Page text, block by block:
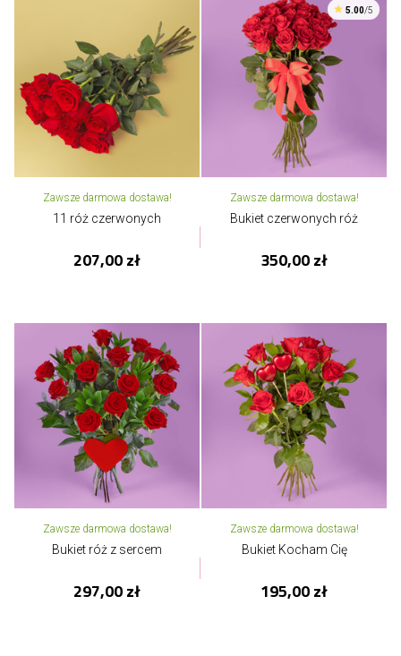
Zawsze darmowa dostawa!
11 róż czerwonych
207,00 zł
5.00/5
Zawsze darmowa dostawa!
Bukiet czerwonych róż
350,00 zł
Zawsze darmowa dostawa!
Bukiet róż z sercem
297,00 zł
Zawsze darmowa dostawa!
Bukiet Kocham Cię
195,00 zł